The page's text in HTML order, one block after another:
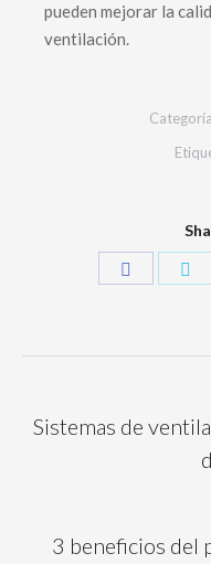
pueden mejorar la
ventilación.
Sistemas de
3 beneficios del